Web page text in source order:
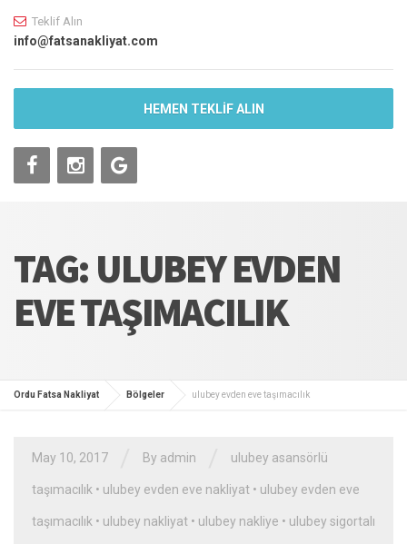
Teklif Alın
info@fatsanakliyat.com
HEMEN TEKLİF ALIN
TAG: ULUBEY EVDEN
EVE TAŞIMACILIK
Ordu Fatsa Nakliyat Bölgeler ulubey evden eve taşımacılık
May 10, 2017 By admin ulubey asansörlü
taşımacılık • ulubey evden eve nakliyat • ulubey evden eve
taşımacılık • ulubey nakliyat • ulubey nakliye • ulubey sigortalı